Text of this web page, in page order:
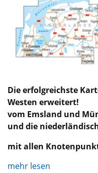
Die erfolgreichste
Westen erweitert!
vom Emsland und
und die
mit allen
mehr lesen